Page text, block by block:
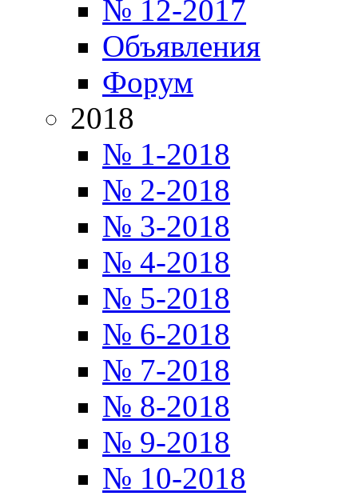
№ 12-2017
Объявления
Форум
2018
№ 1-2018
№ 2-2018
№ 3-2018
№ 4-2018
№ 5-2018
№ 6-2018
№ 7-2018
№ 8-2018
№ 9-2018
№ 10-2018